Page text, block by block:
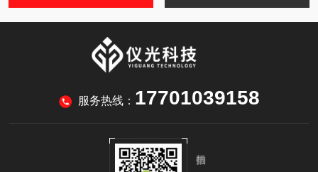
服务热线： 17701039158